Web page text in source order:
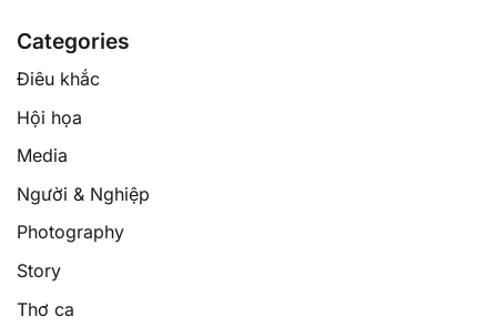
Categories
Điêu khắc
Hội họa
Media
Người & Nghiệp
Photography
Story
Thơ ca